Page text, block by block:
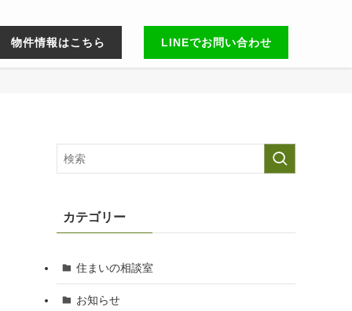
物件情報はこちら LINEでお問い合わせ
カテゴリー
住まいの相談室
お知らせ